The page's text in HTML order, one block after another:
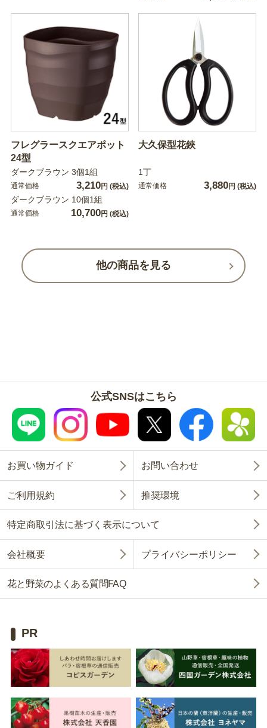
フレグラースクエアポット
24型
ダークブラウン 3個1組
通常価格 3,210円 (税込)
ダークブラウン 10個1組
通常価格 10,700円 (税込)
大久保型花鋏
1丁
通常価格 3,880円 (税込)
他の商品を見る
公式SNSはこちら
お買い物ガイド お問い合わせ
ご利用規約 推奨環境
特定商取引法に基づく表示について
会社概要 プライバシーポリシー
花と野菜のよくある質問FAQ
PR